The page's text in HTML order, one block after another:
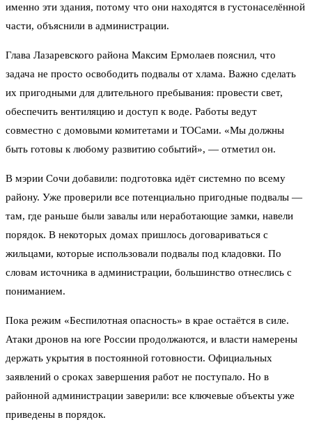
именно эти здания, потому что они находятся в густонаселённой
части, объяснили в администрации.
Глава Лазаревского района Максим Ермолаев пояснил, что
задача не просто освободить подвалы от хлама. Важно сделать
их пригодными для длительного пребывания: провести свет,
обеспечить вентиляцию и доступ к воде. Работы ведут
совместно с домовыми комитетами и ТОСами. «Мы должны
быть готовы к любому развитию событий», — отметил он.
В мэрии Сочи добавили: подготовка идёт системно по всему
району. Уже проверили все потенциально пригодные подвалы —
там, где раньше были завалы или неработающие замки, навели
порядок. В некоторых домах пришлось договариваться с
жильцами, которые использовали подвалы под кладовки. По
словам источника в администрации, большинство отнеслись с
пониманием.
Пока режим «Беспилотная опасность» в крае остаётся в силе.
Атаки дронов на юге России продолжаются, и власти намерены
держать укрытия в постоянной готовности. Официальных
заявлений о сроках завершения работ не поступало. Но в
районной администрации заверили: все ключевые объекты уже
приведены в порядок.